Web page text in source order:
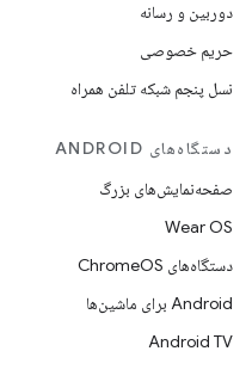
دوربین و رسانه
حریم خصوصی
نسل پنجم شبکه تلفن همراه
دستگاه‌های ANDROID
صفحه‌نمایش‌های بزرگ
Wear OS
دستگاه‌های ChromeOS
Android برای ماشین‌ها
Android TV